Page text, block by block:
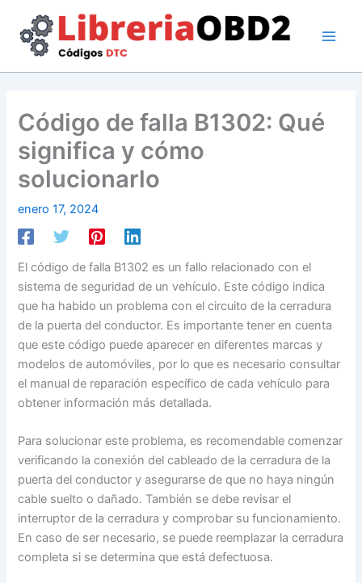
contenido
Código de falla B1302: Qué
significa y cómo
solucionarlo
enero 17, 2024
El código de falla B1302 es un fallo relacionado con el
sistema de seguridad de un vehículo. Este código indica
que ha habido un problema con el circuito de la cerradura
de la puerta del conductor. Es importante tener en cuenta
que este código puede aparecer en diferentes marcas y
modelos de automóviles, por lo que es necesario consultar
el manual de reparación específico de cada vehículo para
obtener información más detallada.
Para solucionar este problema, es recomendable comenzar
verificando la conexión del cableado de la cerradura de la
puerta del conductor y asegurarse de que no haya ningún
cable suelto o dañado. También se debe revisar el
interruptor de la cerradura y comprobar su funcionamiento.
En caso de ser necesario, se puede reemplazar la cerradura
completa si se determina que está defectuosa.